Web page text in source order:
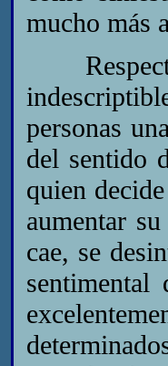
mucho más
Respecto
personas
del sentido
quien
aumentar
cae, se
sentimental